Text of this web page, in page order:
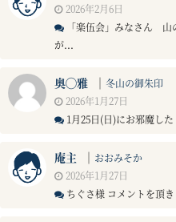
2026年2月6日
「楽伍会」みなさん 山
が...
奥◯雅 ｜ 冬山の御朱印
2026年1月27日
1月25日(日)にお邪魔し
庵主 ｜ おおみそか
2026年1月27日
ちぐさ様 コメントを頂